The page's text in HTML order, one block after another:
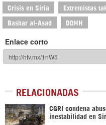
Crisis en Siria Extremistas
Bashar al-Asad DDHH
Enlace corto
RELACIONADAS
CGRI condena
inestabilidad en